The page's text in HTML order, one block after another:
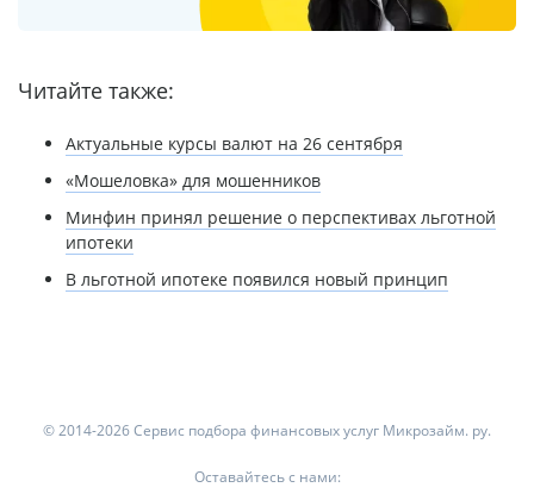
Читайте также:
Актуальные курсы валют на 26 сентября
«Мошеловка» для мошенников
Минфин принял решение о перспективах льготной
ипотеки
В льготной ипотеке появился новый принцип
© 2014-2026 Сервис подбора финансовых услуг Микрозайм. ру.
Оставайтесь с нами: